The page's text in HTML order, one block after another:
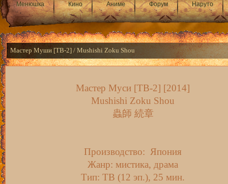
Менюшка Кино Аниме Форум Наруто
Мастер Муши [ТВ-2] / Mushishi Zoku Shou
Мастер Муси [ТВ-2] [2014]
Mushishi Zoku Shou
蟲師 続章
Производство: Япония
Жанр: мистика, драма
Тип: ТВ (12 эп.), 25 мин.